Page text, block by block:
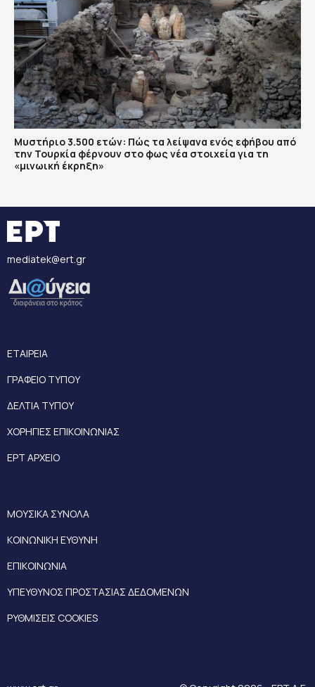
Μυστήριο 3.500 ετών: Πώς τα λείψανα ενός εφήβου από
την Τουρκία φέρνουν στο φως νέα στοιχεία για τη
«μινωική έκρηξη»
mediatek@ert.gr
ΕΤΑΙΡΕΙΑ
ΓΡΑΦΕΙΟ ΤΥΠΟΥ
ΔΕΛΤΙΑ ΤΥΠΟΥ
ΧΟΡΗΓΙΕΣ ΕΠΙΚΟΙΝΩΝΙΑΣ
ΕΡΤ ΑΡΧΕΙΟ
ΜΟΥΣΙΚΑ ΣΥΝΟΛΑ
ΚΟΙΝΩΝΙΚΗ ΕΥΘΥΝΗ
ΕΠΙΚΟΙΝΩΝΙΑ
ΥΠΕΥΘΥΝΟΣ ΠΡΟΣΤΑΣΙΑΣ ΔΕΔΟΜΕΝΩΝ
ΡΥΘΜΙΣΕΙΣ COOKIES